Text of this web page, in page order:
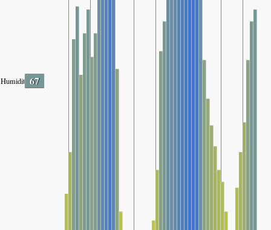
Humidity 67